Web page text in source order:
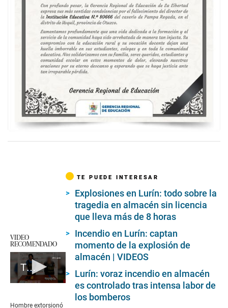
VIDEO
RECOMENDADO
Trujillo: finge secuestro de hija
of
Hombre extorsionó
TE PUEDE INTERESAR
Explosiones en Lurín: todo sobre la
tragedia en almacén sin licencia
que lleva más de 8 horas
Incendio en Lurín: captan
momento de la explosión de
almacén | VIDEOS
Lurín: voraz incendio en almacén
es controlado tras intensa labor de
los bomberos